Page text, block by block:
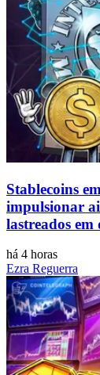
Stablecoins
impulsionar
lastreados em
há 4 horas
Ezra Reguerra